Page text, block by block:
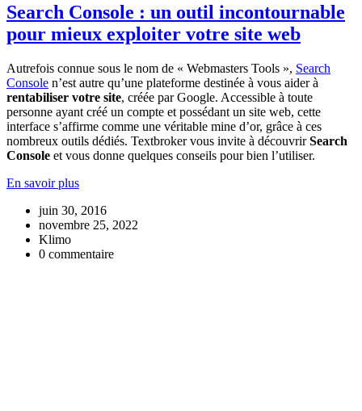
Search Console : un outil incontournable
pour mieux exploiter votre site web
Autrefois connue sous le nom de « Webmasters Tools », Search
Console n’est autre qu’une plateforme destinée à vous aider à
rentabiliser votre site, créée par Google. Accessible à toute
personne ayant créé un compte et possédant un site web, cette
interface s’affirme comme une véritable mine d’or, grâce à ces
nombreux outils dédiés. Textbroker vous invite à découvrirSearch
Console et vous donne quelques conseils pour bien l’utiliser.
En savoir plus
juin 30, 2016
novembre 25, 2022
Klimo
0 commentaire